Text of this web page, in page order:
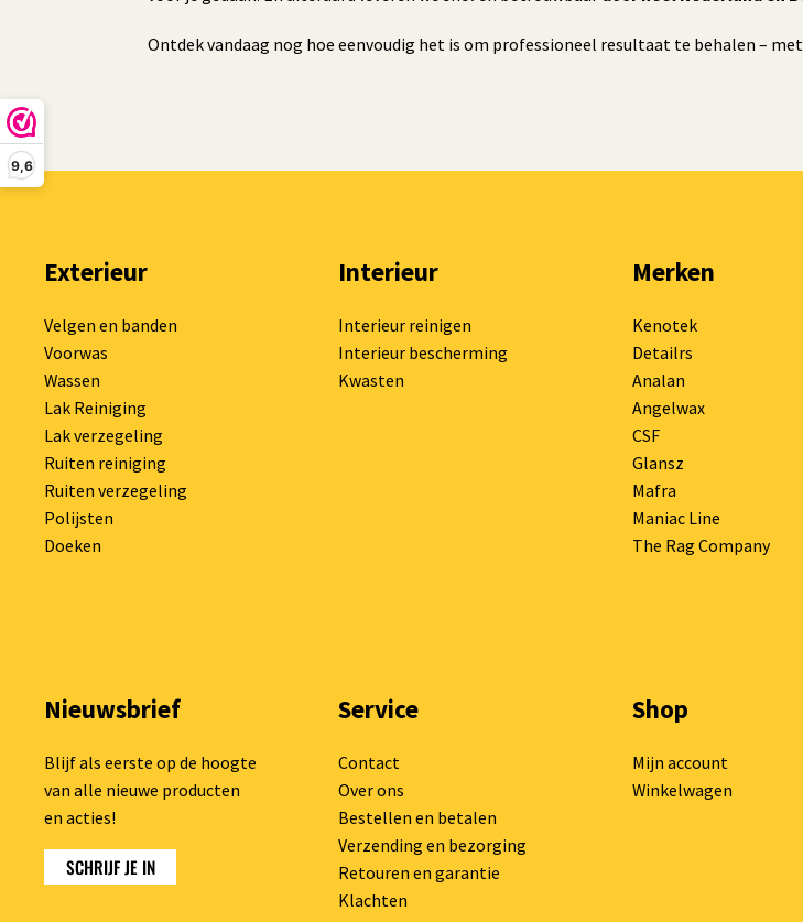
9,6
Ontdek vandaag nog hoe eenvoudig het is om professioneel resultaat te behalen –
Exterieur
Velgen en banden
Voorwas
Wassen
Lak Reiniging
Lak verzegeling
Ruiten reiniging
Ruiten verzegeling
Polijsten
Doeken
Interieur
Interieur reinigen
Interieur bescherming
Kwasten
Merken
Kenotek
Detailrs
Analan
Angelwax
CSF
Glansz
Mafra
Maniac Line
The Rag Company
Nieuwsbrief
Blijf als eerste op de hoogte
van alle nieuwe producten
en acties!
SCHRIJF JE IN
Service
Contact
Over ons
Bestellen en betalen
Verzending en bezorging
Retouren en garantie
Klachten
Shop
Mijn account
Winkelwagen